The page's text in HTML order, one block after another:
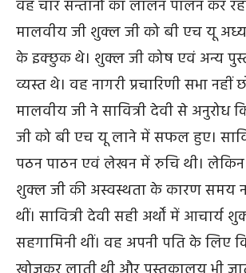
वह चार सन्तानों का लालन पालन कर
मालवीय जी शुक्ल जी को बी एच यू
के इक्छुक थे। शुक्ल जी कोष एवं अन्य
व्यस्त थे। वह नागरी प्रचारिणी सभा नहीं
मालवीय जी ने सावित्री देवी से
जी को बी एच यू लाने में सफल हुए।
पठन पाठन एवं लेखन में रुचि थी। लेकिन
शुक्ल जी की अस्वस्थता के कारण समय
थीं। सावित्री देवी सही अर्थों में आचार्य
सहगामिनी थीं। वह अपनी पति के लिए